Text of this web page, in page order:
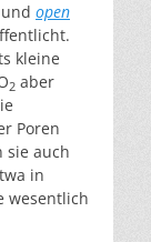
open
kleine
2 aber
Poren
sie auch
in
wesentlich